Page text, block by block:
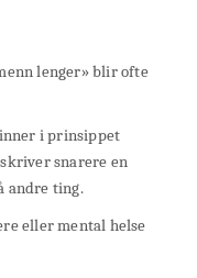
lenger» blir ofte
i prinsippet
snarere en
andre ting.
eller mental helse